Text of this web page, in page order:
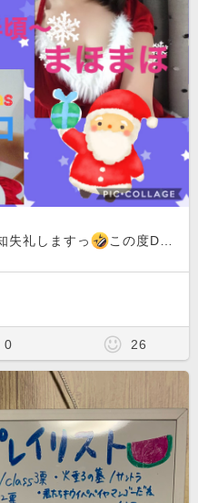
失礼しますっ この度DSが一旦終わってしまうという事で12月13日（日）にハルコちゃんとDSをさせてもらいます！！今回はクリスマス前という事でセクシーチャイナ服サンタになってハルちゃんと皆さんとわちゃわちゃ、きゃっきゃしたいなぁーと思っていますっ
0 26